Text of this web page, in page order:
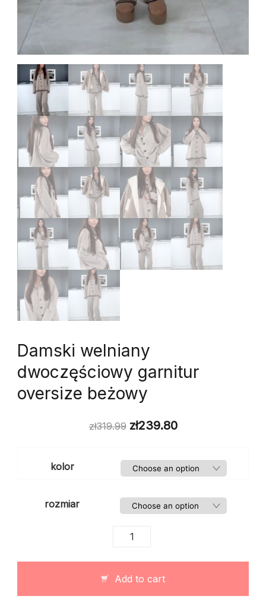
Damski welniany
dwoczęściowy garnitur
oversize beżowy
zł319.99 zł239.80
kolor
rozmiar
Damski
dwoczęściowy
garnitur
Add to cart